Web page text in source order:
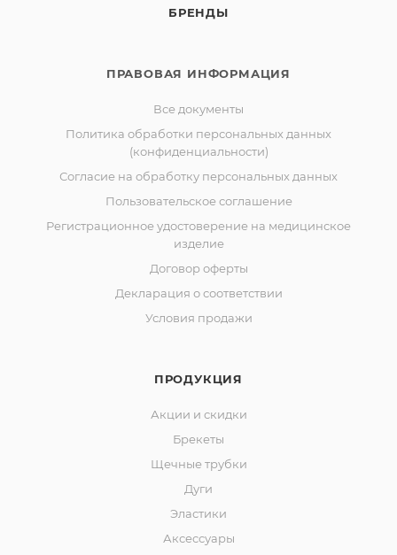
БРЕНДЫ
ПРАВОВАЯ ИНФОРМАЦИЯ
Все документы
Политика обработки персональных данных
(конфиденциальности)
Согласие на обработку персональных данных
Пользовательское соглашение
Регистрационное удостоверение на медицинское
изделие
Договор оферты
Декларация о соответствии
Условия продажи
ПРОДУКЦИЯ
Акции и скидки
Брекеты
Щечные трубки
Дуги
Эластики
Аксессуары